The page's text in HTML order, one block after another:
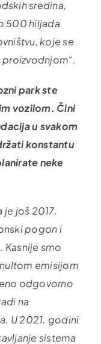
sredina,
500 hiljada
koje se
park ste
vozilom. Čini
u svakom
konstantu
neke
još 2017.
pogon i
Kasnije smo
emisijom
odgovorno
na
U 2021. godini
sistema